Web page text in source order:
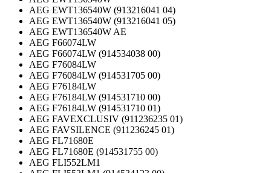
AEG EWT136540W (913216041 04)
AEG EWT136540W (913216041 05)
AEG EWT136540W AE
AEG F66074LW
AEG F66074LW (914534038 00)
AEG F76084LW
AEG F76084LW (914531705 00)
AEG F76184LW
AEG F76184LW (914531710 00)
AEG F76184LW (914531710 01)
AEG FAVEXCLUSIV (911236235 01)
AEG FAVSILENCE (911236245 01)
AEG FL71680E
AEG FL71680E (914531755 00)
AEG FLI552LM1